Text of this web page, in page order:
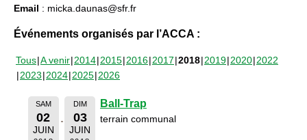
Email : micka.daunas@sfr.fr
Événements organisés par l’ACCA :
Tous A venir 2014 2015 2016 2017 2018 2019 2020 2022
2023 2024 2025 2026
SAM
02
JUIN
DIM
03
JUIN
Ball-Trap
terrain communal